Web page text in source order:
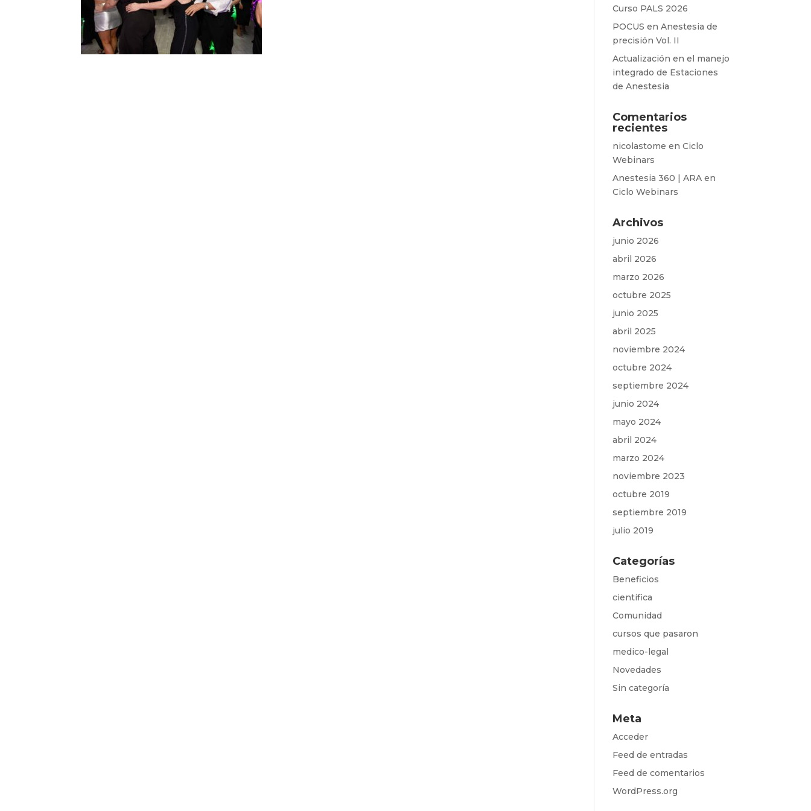
Curso PALS 2026
POCUS en Anestesia de
precisión Vol. II
Actualización en el manejo
integrado de Estaciones
de Anestesia
Comentarios
recientes
nicolastome enCiclo
Webinars
Anestesia 360 | ARA en
Ciclo Webinars
Archivos
junio 2026
abril 2026
marzo 2026
octubre 2025
junio 2025
abril 2025
noviembre 2024
octubre 2024
septiembre 2024
junio 2024
mayo 2024
abril 2024
marzo 2024
noviembre 2023
octubre 2019
septiembre 2019
julio 2019
Categorías
Beneficios
cientifica
Comunidad
cursos que pasaron
medico-legal
Novedades
Sin categoría
Meta
Acceder
Feed de entradas
Feed de comentarios
WordPress.org